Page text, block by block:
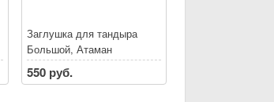
Заглушка для тандыра
Большой, Атаман
550 руб.